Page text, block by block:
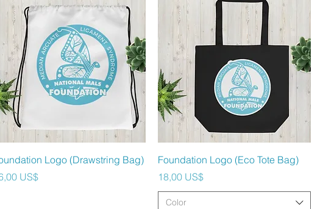
Vista rápida
Logo (Drawstring Bag)
US$
Vista rápida
Foundation Logo (Eco Tote Bag)
Precio
18,00 US$
Color